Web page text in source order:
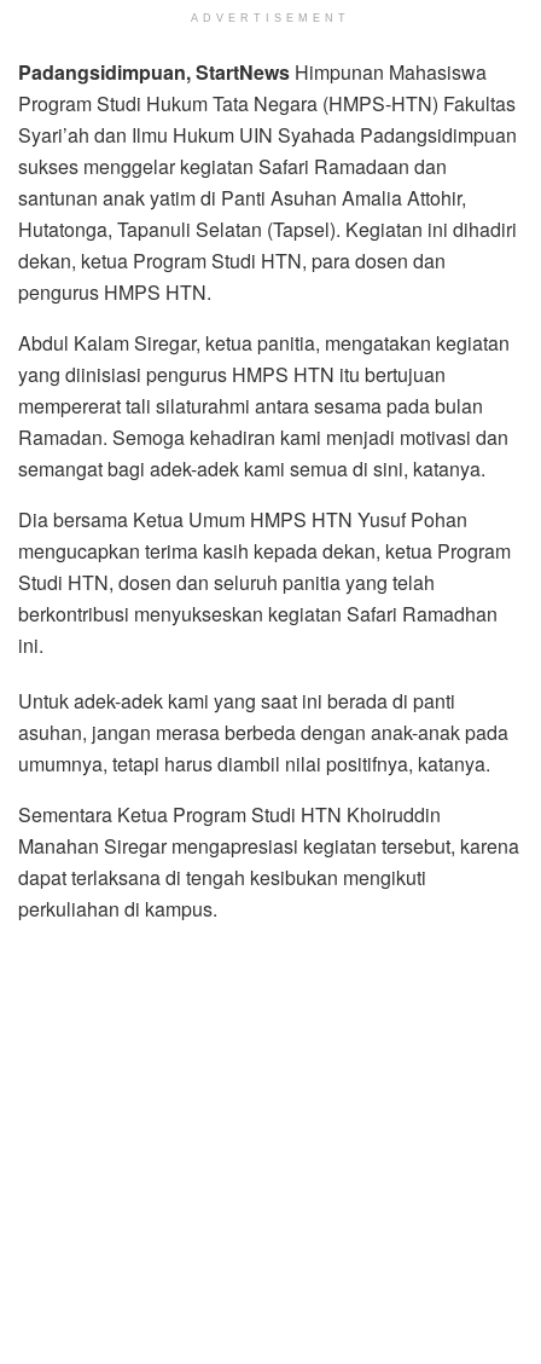
ADVERTISEMENT
Padangsidimpuan, StartNews Himpunan Mahasiswa
Program Studi Hukum Tata Negara (HMPS-HTN) Fakultas
Syari’ah dan Ilmu Hukum UIN Syahada Padangsidimpuan
sukses menggelar kegiatan Safari Ramadaan dan
santunan anak yatim di Panti Asuhan Amalia Attohir,
Hutatonga, Tapanuli Selatan (Tapsel). Kegiatan ini dihadiri
dekan, ketua Program Studi HTN, para dosen dan
pengurus HMPS HTN.
Abdul Kalam Siregar, ketua panitia, mengatakan kegiatan
yang diinisiasi pengurus HMPS HTN itu bertujuan
mempererat tali silaturahmi antara sesama pada bulan
Ramadan. Semoga kehadiran kami menjadi motivasi dan
semangat bagi adek-adek kami semua di sini, katanya.
Dia bersama Ketua Umum HMPS HTN Yusuf Pohan
mengucapkan terima kasih kepada dekan, ketua Program
Studi HTN, dosen dan seluruh panitia yang telah
berkontribusi menyukseskan kegiatan Safari Ramadhan
ini.
Untuk adek-adek kami yang saat ini berada di panti
asuhan, jangan merasa berbeda dengan anak-anak pada
umumnya, tetapi harus diambil nilai positifnya, katanya.
Sementara Ketua Program Studi HTN Khoiruddin
Manahan Siregar mengapresiasi kegiatan tersebut, karena
dapat terlaksana di tengah kesibukan mengikuti
perkuliahan di kampus.